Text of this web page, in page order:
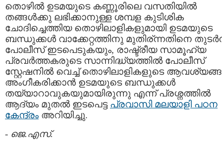
തൊഴില്‍ ഉടമയുടെ കണ്ണൂരിലെ വസതിയില്‍
തങ്ങള്‍ക്കു ലഭിക്കാനുള്ള ശമ്പള കുടിശിക
ചോദിച്ചെത്തിയ തൊഴിലാളികളുമായി ഉടമയുടെ
ബന്ധുക്കള്‍ വാക്കേറ്റത്തിനു മുതിര്ന്നതിനെ
പോലീസ്‌ ഇടപെടുകയും, രാഷ്ട്രീയ സാമൂഹ്യ
പ്രവര്‍ത്തകരുടെ സാന്നിദ്ധ്യത്തില്‍ പോലീസ്‌
സ്റ്റേഷനില്‍ വെച്ച് തൊഴിലാളികളുടെ
അംഗീകരിക്കാന്‍ ഉടമയുടെ ബന്ധുക്കള്‍
തയ്യാറാവുകയുമായിരുന്നു എന്ന് പ്രശ്നത്തില്‍
ആദ്യം മുതല്‍ ഇടപെട്ട പ്രവാസി മലയാളി പഠന
കേന്ദ്രം അറിയിച്ചു.
- ജെ.എസ്.